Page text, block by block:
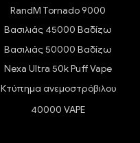
RandM Tornado 9000
Βασιλιάς 45000 Βαδίζω
Βασιλιάς 50000 Βαδίζω
Nexa Ultra 50k Puff Vape
Κτύπημα ανεμοστρόβιλου
40000 VAPE